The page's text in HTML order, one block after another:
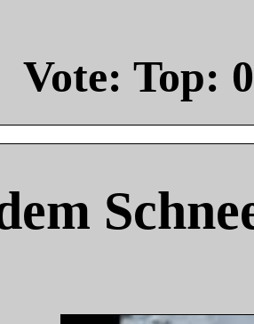
Vote: Top: 0